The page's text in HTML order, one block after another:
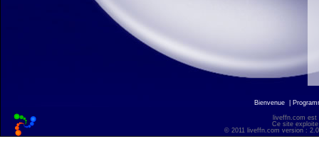
Bienvenue
liveffn.com est
Ce site
© 2011 liveffn.com version :